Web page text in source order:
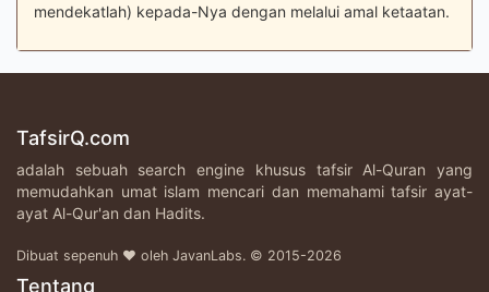
mendekatlah) kepada-Nya dengan melalui amal ketaatan.
TafsirQ.com
adalah sebuah search engine khusus tafsir Al-Quran yang
memudahkan umat islam mencari dan memahami tafsir ayat-
ayat Al-Qur'an dan Hadits.
Dibuat sepenuh ♥ oleh JavanLabs. © 2015-2026
Tentang